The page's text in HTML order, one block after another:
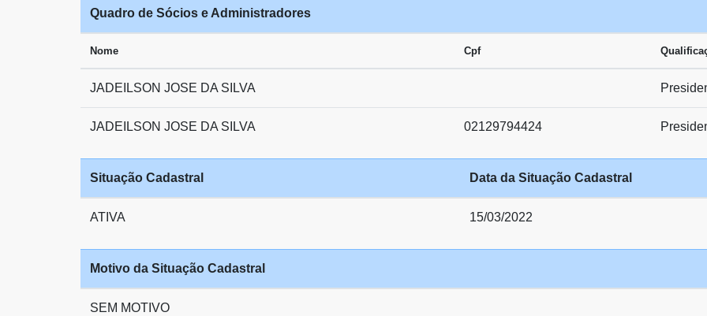
Quadro de Sócios e Administradores
Nome Cpf
JADEILSON JOSE DA SILVA
JADEILSON JOSE DA SILVA 02129794424
Situação Cadastral Data da Situação Cadastral
ATIVA 15/03/2022
Motivo da Situação Cadastral
SEM MOTIVO